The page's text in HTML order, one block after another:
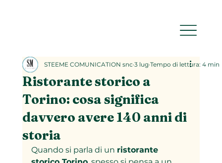
Ristorante storico a
Torino: cosa significa
davvero avere 140 anni di
storia
STEEME COMUNICATION snc 3 lug Tempo di lettura: 4 min
Quando si parla di un ristorante